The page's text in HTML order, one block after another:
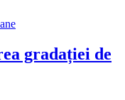
gradației de